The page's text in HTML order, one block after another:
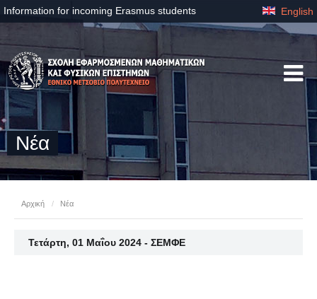
Information for incoming Erasmus students English
Νέα
Αρχική / Νέα
Τετάρτη, 01 Μαΐου 2024 - ΣΕΜΦΕ